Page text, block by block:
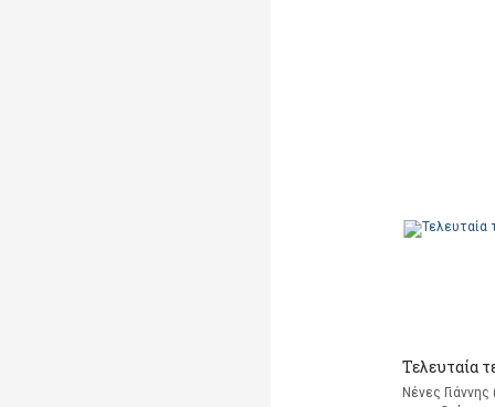
Τελευταία
Νένες